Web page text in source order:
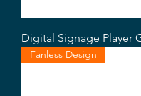
Digital Signage Player
Fanless Design